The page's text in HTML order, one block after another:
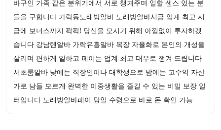
바구인 가족 같은 분위기에서 서로 챙겨주며 일할 센스 있는 분
들을 구합니다 가락동노래방알바 노래방알바시급 업계 최고 시
급에 보너스까지 팍팍! 당신을 모시기 위해 아낌없이 투자하겠
습니다 강남텐알바 가락유흥알바 복장 자율화로 본인의 개성을
살리며 편하게 일하고 페이는 업계 최고 대우로 챙겨 드립니다
서초룸알바 낮에는 직장인이나 대학생으로 밤에는 고수익 자산
가로 남들 모르게 완벽한 이중생활을 즐길 수 있는 비밀 보장 일
터입니다 노래방알바페이 당일 수령으로 바로 돈 확인 가능